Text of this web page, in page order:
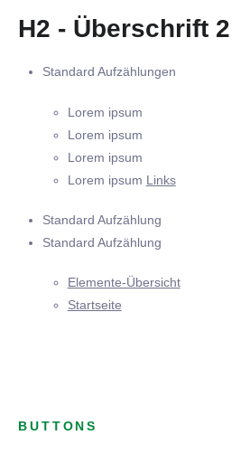
H2 - Überschrift 2
Standard Aufzählungen
Lorem ipsum
Lorem ipsum
Lorem ipsum
Lorem ipsum Links
Standard Aufzählung
Standard Aufzählung
Elemente-Übersicht
Startseite
BUTTONS